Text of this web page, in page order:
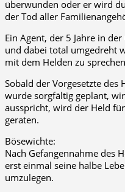
überwunden oder er wird
der Tod aller
Ein Agent, der 5 Jahre in
und dabei total umgedreht
mit dem Helden zu
Sobald der Vorgesetzte des
wurde sorgfältig geplant,
ausspricht, wird der Held
geraten.
Bösewichte:
Nach Gefangennahme des
erst einmal seine halbe
umzulegen.